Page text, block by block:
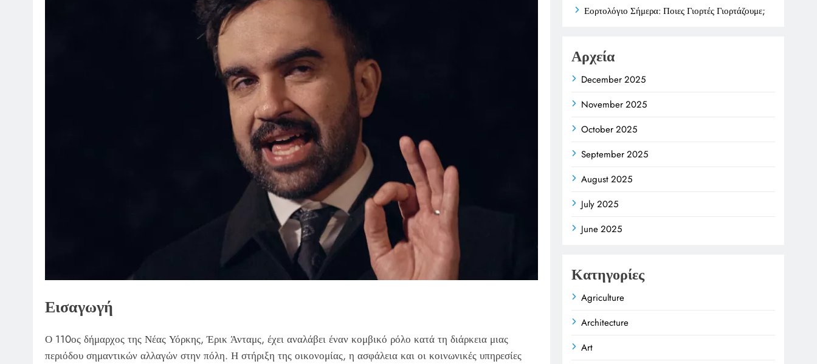
Εισαγωγή
Ο 110ος δήμαρχος της Νέας Υόρκης, Έρικ Άνταμς, έχει αναλάβει έναν κομβικό ρόλο κατά τη διάρκεια μιας
περιόδου σημαντικών αλλαγών στην πόλη. Η στήριξη της οικονομίας, η ασφάλεια και οι κοινωνικές υπηρεσίες
Εορτολόγιο Σήμερα: Ποιες Γιορτές Γιορτάζουμε;
Αρχεία
December 2025
November 2025
October 2025
September 2025
August 2025
July 2025
June 2025
Κατηγορίες
Agriculture
Architecture
Art